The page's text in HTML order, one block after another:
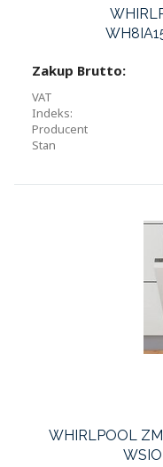
Zakup Brutto:
VAT
Indeks:
Producent
Stan
WHIRLPOOL